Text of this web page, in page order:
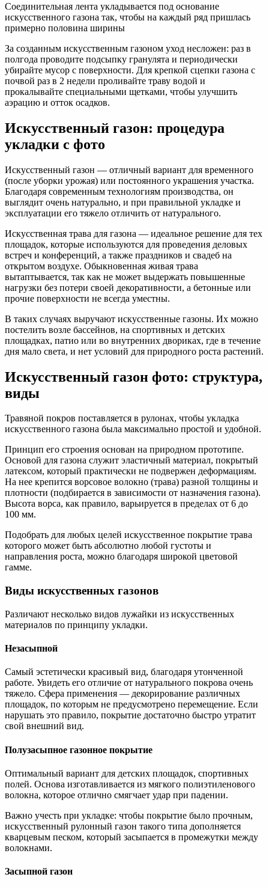
Соединительная лента укладывается под основание
искусственного газона так, чтобы на каждый ряд пришлась
примерно половина ширины
За созданным искусственным газоном уход несложен: раз в
полгода проводите подсыпку гранулята и периодически
убирайте мусор с поверхности. Для крепкой сцепки газона с
почвой раз в 2 недели проливайте траву водой и
прокалывайте специальными щетками, чтобы улучшить
аэрацию и отток осадков.
Искусственный газон: процедура
укладки с фото
Искусственный газон — отличный вариант для временного
(после уборки урожая) или постоянного украшения участка.
Благодаря современным технологиям производства, он
выглядит очень натурально, и при правильной укладке и
эксплуатации его тяжело отличить от натурального.
Искусственная трава для газона — идеальное решение для тех
площадок, которые используются для проведения деловых
встреч и конференций, а также праздников и свадеб на
открытом воздухе. Обыкновенная живая трава
вытаптывается, так как не может выдержать повышенные
нагрузки без потери своей декоративности, а бетонные или
прочие поверхности не всегда уместны.
В таких случаях выручают искусственные газоны. Их можно
постелить возле бассейнов, на спортивных и детских
площадках, патио или во внутренних двориках, где в течение
дня мало света, и нет условий для природного роста растений.
Искусственный газон фото: структура,
виды
Травяной покров поставляется в рулонах, чтобы укладка
искусственного газона была максимально простой и удобной.
Принцип его строения основан на природном прототипе.
Основой для газона служит эластичный материал, покрытый
латексом, который практически не подвержен деформациям.
На нее крепится ворсовое волокно (трава) разной толщины и
плотности (подбирается в зависимости от назначения газона).
Высота ворса, как правило, варьируется в пределах от 6 до
100 мм.
Подобрать для любых целей искусственное покрытие трава
которого может быть абсолютно любой густоты и
направления роста, можно благодаря широкой цветовой
гамме.
Виды искусственных газонов
Различают несколько видов лужайки из искусственных
материалов по принципу укладки.
Незасыпной
Самый эстетически красивый вид, благодаря утонченной
работе. Увидеть его отличие от натурального покрова очень
тяжело. Сфера применения — декорирование различных
площадок, по которым не предусмотрено перемещение. Если
нарушать это правило, покрытие достаточно быстро утратит
свой внешний вид.
Полузасыпное газонное покрытие
Оптимальный вариант для детских площадок, спортивных
полей. Основа изготавливается из мягкого полиэтиленового
волокна, которое отлично смягчает удар при падении.
Важно учесть при укладке: чтобы покрытие было прочным,
искусственный рулонный газон такого типа дополняется
кварцевым песком, который засыпается в промежутки между
волокнами.
Засыпной газон